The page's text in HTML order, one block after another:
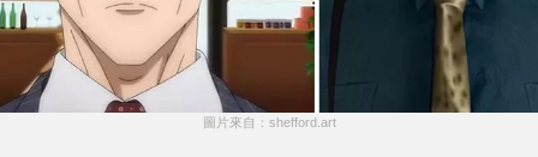
圖片來自：shefford.art